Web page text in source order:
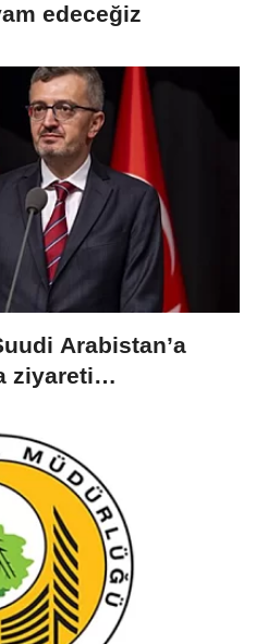
edeceğiz
Arabistan’a
ziyareti